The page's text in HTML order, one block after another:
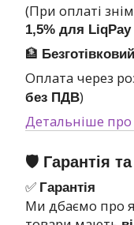
(При оплаті
1,5% для LiqPay
🏦
Оплата через
без ПДВ)
Детальніше про
🛡 Гарантія
✅ Гарантія
Ми дбаємо про